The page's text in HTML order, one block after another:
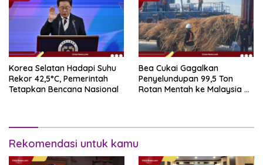
Korea Selatan Hadapi Suhu
Rekor 42,5°C, Pemerintah
Tetapkan Bencana Nasional
Bea Cukai Gagalkan
Penyelundupan 99,5 Ton
Rotan Mentah ke Malaysia di
Rekomendasi untuk kamu